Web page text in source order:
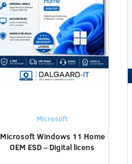
Microsoft
Microsoft Windows 11 Home
OEM ESD – Digital licens